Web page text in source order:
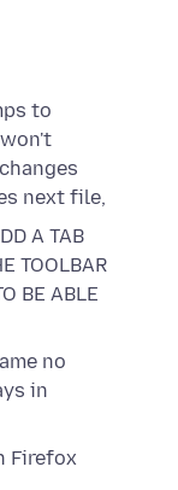
to
next file,
A TAB
TOOLBAR
BE ABLE
no
in
Firefox